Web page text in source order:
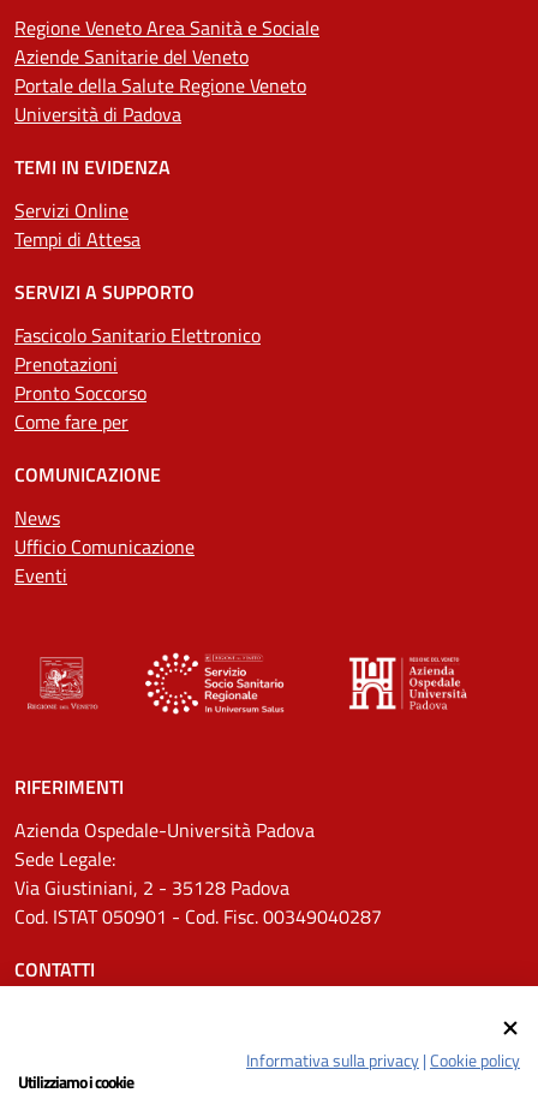
Regione Veneto Area Sanità e Sociale
Aziende Sanitarie del Veneto
Portale della Salute Regione Veneto
Università di Padova
TEMI IN EVIDENZA
Servizi Online
Tempi di Attesa
SERVIZI A SUPPORTO
Fascicolo Sanitario Elettronico
Prenotazioni
Pronto Soccorso
Come fare per
COMUNICAZIONE
News
Ufficio Comunicazione
Eventi
RIFERIMENTI
Azienda Ospedale-Università Padova
Sede Legale:
Via Giustiniani, 2 - 35128 Padova
Cod. ISTAT 050901 - Cod. Fisc. 00349040287
CONTATTI
Pec: protocollo.aopd@pecveneto.itInformativa sulla privacy|Cookie policy
Utilizziamo i cookie